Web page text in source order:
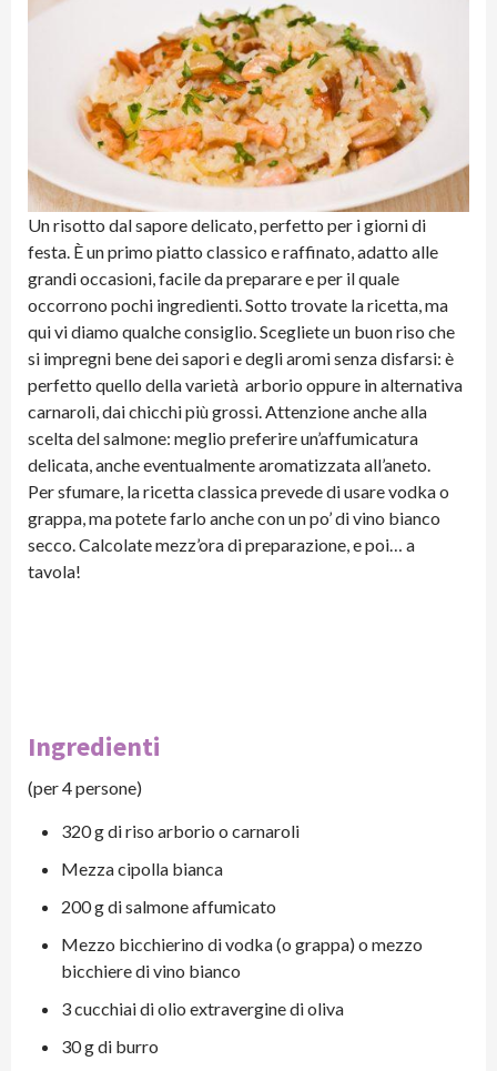
Un risotto dal sapore delicato, perfetto per i giorni di
festa. È un primo piatto classico e raffinato, adatto alle
grandi occasioni, facile da preparare e per il quale
occorrono pochi ingredienti. Sotto trovate la ricetta, ma
qui vi diamo qualche consiglio. Scegliete un buon riso che
si impregni bene dei sapori e degli aromi senza disfarsi: è
perfetto quello della varietà arborio oppure in alternativa
carnaroli, dai chicchi più grossi. Attenzione anche alla
scelta del salmone: meglio preferire un’affumicatura
delicata, anche eventualmente aromatizzata all’aneto.
Per sfumare, la ricetta classica prevede di usare vodka o
grappa, ma potete farlo anche con un po’ di vino bianco
secco. Calcolate mezz’ora di preparazione, e poi… a
tavola!
Ingredienti
(per 4 persone)
320 g di riso arborio o carnaroli
Mezza cipolla bianca
200 g di salmone affumicato
Mezzo bicchierino di vodka (o grappa) o mezzo
bicchiere di vino bianco
3 cucchiai di olio extravergine di oliva
30 g di burro